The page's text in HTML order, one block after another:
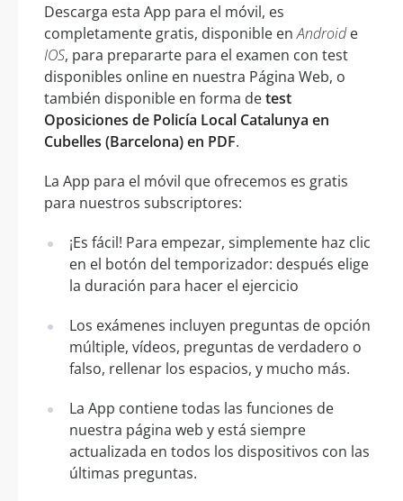
Descarga esta App para el móvil, es
completamente gratis, disponible enAndroide
IOS, para prepararte para el examen con test
disponibles online en nuestra Página Web, o
también disponible en forma detest
Oposiciones de Policía Local Catalunya en
Cubelles (Barcelona) en PDF.
La App para el móvil que ofrecemos es gratis
para nuestros subscriptores:
¡Es fácil! Para empezar, simplemente haz clic
en el botón del temporizador: después elige
la duración para hacer el ejercicio
Los exámenes incluyen preguntas de opción
múltiple, vídeos, preguntas de verdadero o
falso, rellenar los espacios, y mucho más.
La App contiene todas las funciones de
nuestra página web y está siempre
actualizada en todos los dispositivos con las
últimas preguntas.